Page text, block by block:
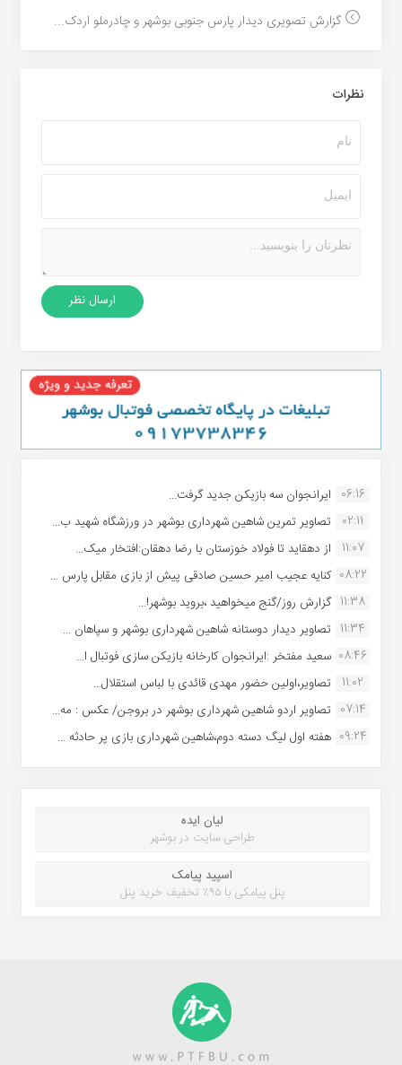
گزارش تصویری دیدار پارس جنوبی بوشهر و چادرملو اردک...
نظرات
06:16 ایرانجوان سه بازیکن جدید گرفت...
02:11
تصاویر تمرین شاهین شهردارى بوشهر در ورزشگاه شهید ب...
11:07
از دهقاید تا فولاد خوزستان با رضا دهقان:افتخار میک...
08:22 کنایه عجیب امیر حسین صادقی پیش از بازی مقابل پارس ...
11:38 گزارش روز/گنج میخواهید ،بروید بوشهر!...
11:34 تصاویر دیدار دوستانه شاهین شهردارى بوشهر و سپاهان ...
08:46 سعید مفتخر :ایرانجوان کارخانه بازیکن سازی فوتبال ا...
11:02
تصاویر،اولین حضور مهدی قائدی با لباس استقلال...
07:14 تصاویر اردو شاهین شهرداری بوشهر در بروجن/ عکس : مه...
09:24 هفته اول لیگ دسته دوم،شاهین شهرداری بازی پر حادثه ...
لیان ایده
طراحی سایت در بوشهر
اسپید پیامک
پنل پیامکی با ۹۵٪ تخفیف خرید پنل